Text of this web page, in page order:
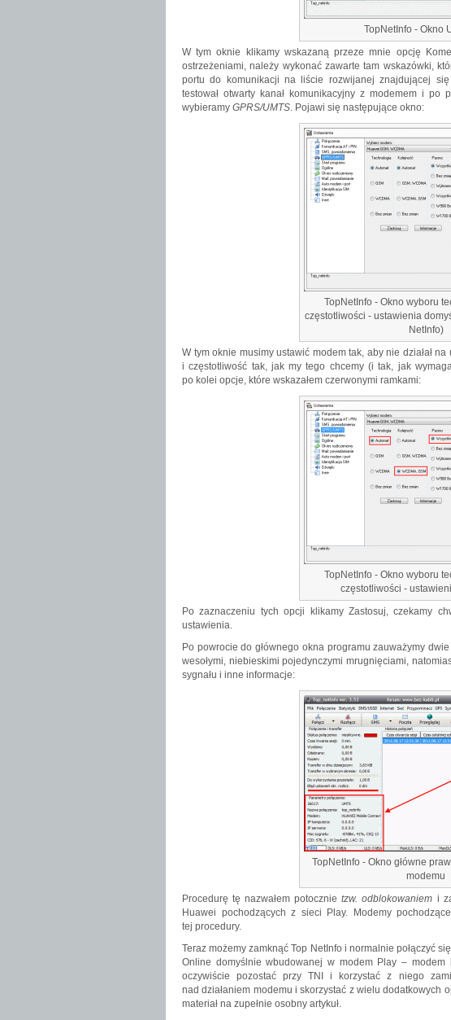
TopNetInfo - Okno
W tym oknie klikamy wskazaną przeze mnie opcję
ostrzeżeniami, należy wykonać zawarte tam wskazówki,
portu do komunikacji na liście rozwijanej znajdującej
testował otwarty kanał komunikacyjny z modemem i
wybieramy GPRS/UMTS. Pojawi się następujące okno:
TopNetInfo - Okno wyboru
częstotliwości - ustawienia
NetInfo)
W tym oknie musimy ustawić modem tak, aby nie działał
i częstotliwość tak, jak my tego chcemy (i tak, jak
po kolei opcje, które wskazałem czerwonymi ramkami:
TopNetInfo - Okno wyboru
częstotliwości -
Po zaznaczeniu tych opcji klikamy Zastosuj, czekamy
ustawienia.
Po powrocie do głównego okna programu zauważymy
wesołymi, niebieskimi pojedynczymi mrugnięciami,
sygnału i inne informacje:
TopNetInfo - Okno główne
modemu
Procedurę tę nazwałem potocznietzw. odblokowaniem i
Huawei pochodzących z sieci Play. Modemy
tej procedury.
Teraz możemy zamknąć Top NetInfo i normalnie połączyć
Online domyślnie wbudowanej w modem Play – modem
oczywiście pozostać przy TNI i korzystać z niego
nad działaniem modemu i skorzystać z wielu dodatkowych
materiał na zupełnie osobny artykuł.